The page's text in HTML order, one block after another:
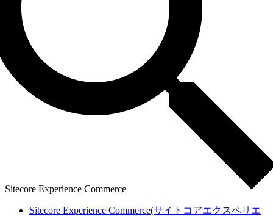
Sitecore Experience Commerce
Sitecore Experience Commerce(サイトコアエクスペリエ